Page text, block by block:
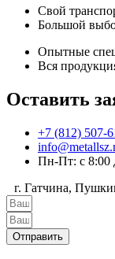
Свой
Большой
Опытные
Вся
Оставить
+7 (812) 507-
Пн-Пт: с 8:00
г. Гатчина,
Отправить